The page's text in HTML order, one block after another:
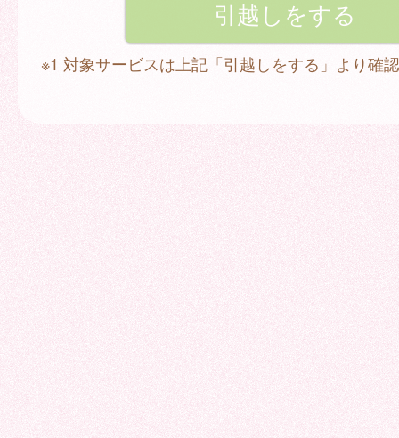
※1 対象サービスは上記「引越しをする」より確